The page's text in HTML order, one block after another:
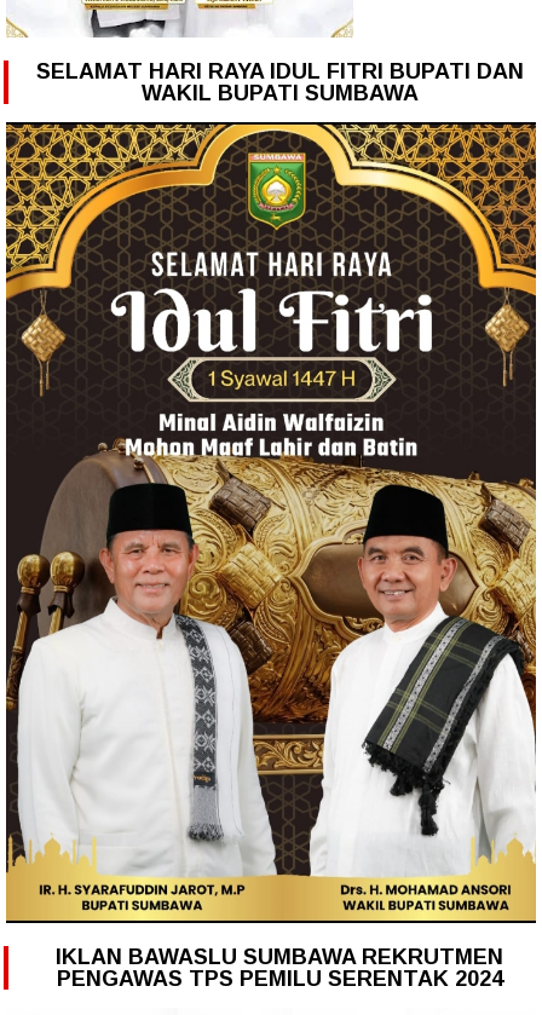
SELAMAT HARI RAYA IDUL FITRI BUPATI DAN
WAKIL BUPATI SUMBAWA
IKLAN BAWASLU SUMBAWA REKRUTMEN
PENGAWAS TPS PEMILU SERENTAK 2024